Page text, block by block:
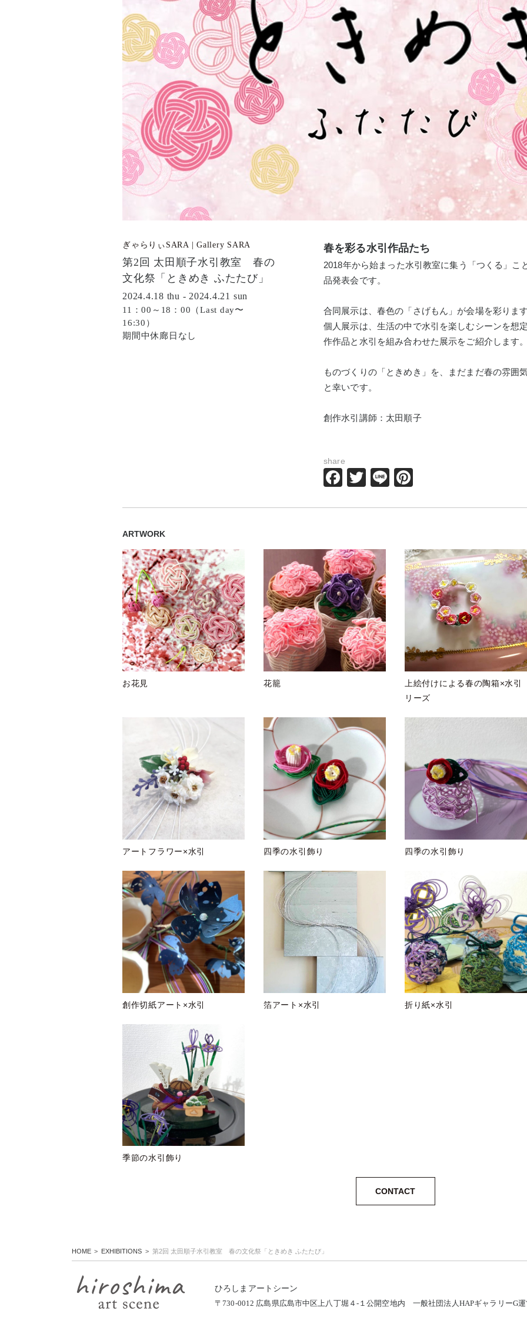
ぎゃらりぃSARA | Gallery SARA
第2回 太田順子水引教室 春の
文化祭「ときめき ふたたび」
2024.4.18 thu - 2024.4.21 sun
11：00～18：00（Last day〜
16:30）
期間中休廊日なし
春を彩る水引作品たち
2018年から始まった水引教室に集う「つくる」こ
品発表会です。
合同展示は、春色の「さげもん」が会場を彩りま
個人展示は、生活の中で水引を楽しむシーンを想
作作品と水引を組み合わせた展示をご紹介します
ものづくりの「ときめき」を、まだまだ春の雰囲
と幸いです。
創作水引講師：太田順子
share
Facebook
Twitter
Line
ARTWORK
お花見 花籠
上絵付けによる春の陶箱×水引
リーズ
アートフラワー×水引 四季の水引飾り 四季の水引飾り
創作切紙アート×水引 箔アート×水引 折り紙×水引
季節の水引飾り
CONTACT
HOME EXHIBITIONS 第2回 太田順子水引教室 春の文化祭「ときめき ふたたび」
ひろしまアートシーン
〒730-0012 広島県広島市中区上八丁堀４-１公開空地内 一般社団法人HAPギャラリーG